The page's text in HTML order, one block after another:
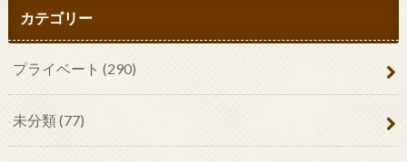
カテゴリー
プライベート (290)
未分類(77)